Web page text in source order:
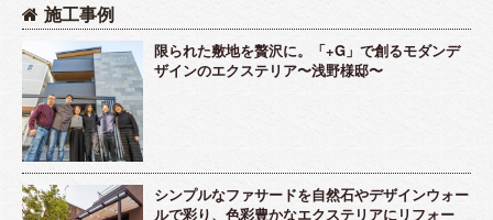
施工事例
限られた敷地を贅沢に。「+G」で創るモダンデ
ザインのエクステリア〜浅野様邸〜
シンプルなファサードを自然石やデザインウォー
ルで彩り、色彩豊かなエクステリアにリフォー